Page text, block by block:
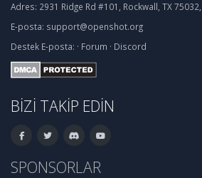
Adres: 2931 Ridge Rd #101, Rockwall, TX
E-posta: support@openshot.org
Destek E-posta: · Forum · Discord
BIZI TAKIP EDIN
SPONSORLAR